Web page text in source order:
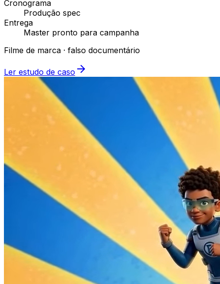
Cronograma
Produção spec
Entrega
Master pronto para campanha
Filme de marca · falso documentário
Ler estudo de caso